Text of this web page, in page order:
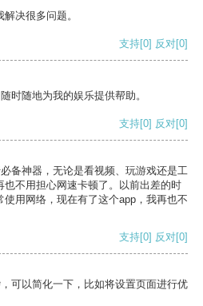
决很多问题。
支持[0] 反对[0]
时随地为我的娱乐提供帮助。
支持[0] 反对[0]
备神器，无论是看视频、玩游戏还是工
不用担心网速卡顿了。以前出差的时
用网络，现在有了这个app，我再也不
支持[0] 反对[0]
可以简化一下，比如将设置页面进行优